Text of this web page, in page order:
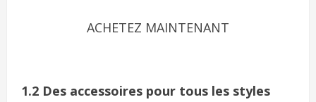
ACHETEZ MAINTENANT
1.2 Des accessoires pour tous les styles